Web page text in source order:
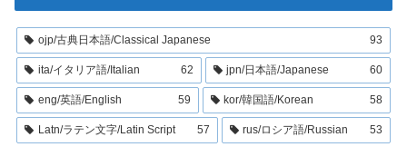
ojp/古典日本語/Classical Japanese 93
ita/イタリア語/Italian 62 jpn/日本語/Japanese 60
eng/英語/English 59 kor/韓国語/Korean 58
Latn/ラテン文字/Latin Script 57 rus/ロシア語/Russian 53